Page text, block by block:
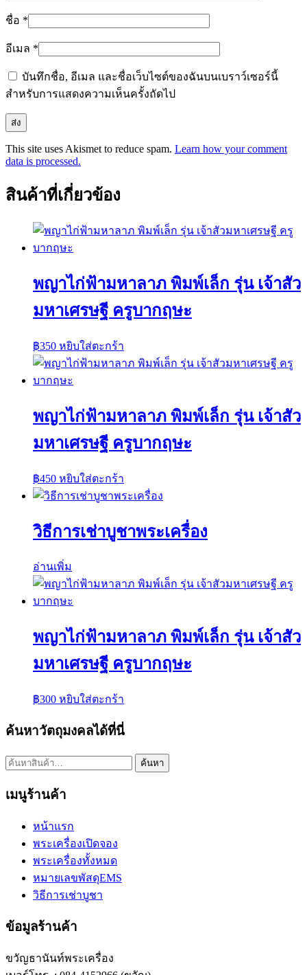
ชื่อ *
อีเมล *
บันทึกชื่อ, อีเมล และชื่อเว็บไซต์ของฉันบนเบราว์เซอร์นี้
สำหรับการแสดงความเห็นครั้งถัดไป
This site uses Akismet to reduce spam. Learn how your comment
data is processed.
สินค้าที่เกี่ยวข้อง
พญาไก่ฟ้ามหาลาภ พิมพ์เล็ก รุ่น เจ้าสัว
มหาเศรษฐี ครูบากฤษะ
฿350 หยิบใส่ตะกร้า
พญาไก่ฟ้ามหาลาภ พิมพ์เล็ก รุ่น เจ้าสัว
มหาเศรษฐี ครูบากฤษะ
฿450 หยิบใส่ตะกร้า
วิธีการเช่าบูชาพระเครื่อง
อ่านเพิ่ม
พญาไก่ฟ้ามหาลาภ พิมพ์เล็ก รุ่น เจ้าสัว
มหาเศรษฐี ครูบากฤษะ
฿300 หยิบใส่ตะกร้า
ค้นหาวัตถุมงคลได้ที่นี่
ค้นหา: ค้นหา
เมนูร้านค้า
หน้าแรก
พระเครื่องเปิดจอง
พระเครื่องทั้งหมด
หมายเลขพัสดุEMS
วิธีการเช่าบูชา
ข้อมูลร้านค้า
ขวัญธานันท์พระเครื่อง